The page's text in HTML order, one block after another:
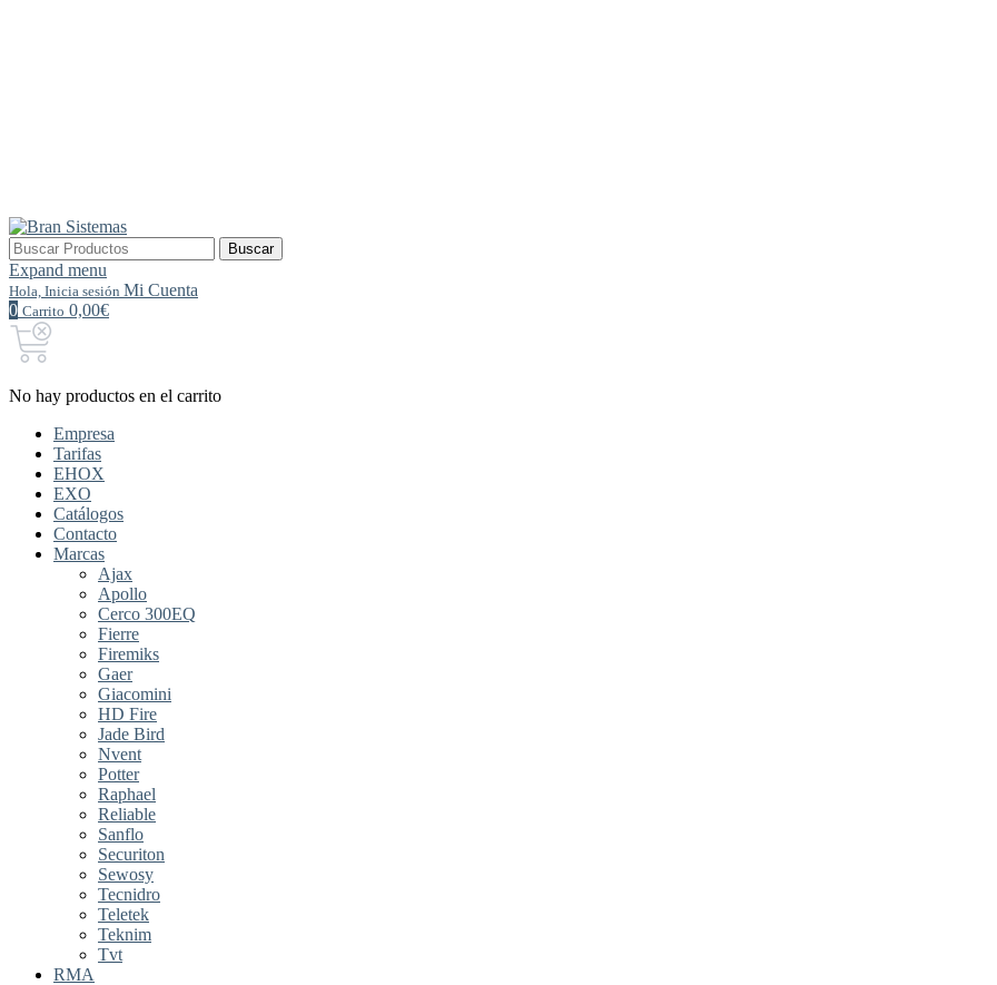
Buscar
por:
Buscar
Expand menu
Hola, Inicia sesión Mi Cuenta
0 Carrito 0,00€
No hay productos en el carrito
Empresa
Tarifas
EHOX
EXO
Catálogos
Contacto
Marcas
Ajax
Apollo
Cerco 300EQ
Fierre
Firemiks
Gaer
Giacomini
HD Fire
Jade Bird
Nvent
Potter
Raphael
Reliable
Sanflo
Securiton
Sewosy
Tecnidro
Teletek
Teknim
Tvt
RMA